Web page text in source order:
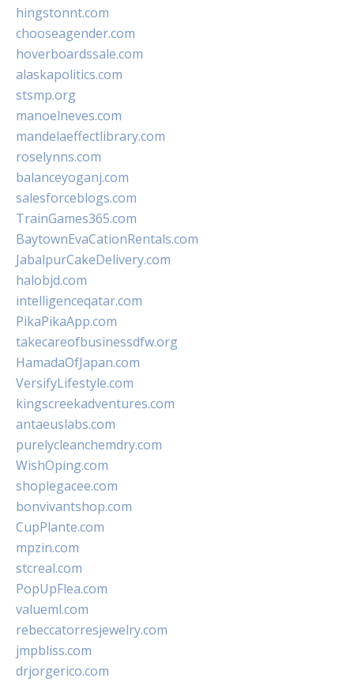
hingstonnt.com
chooseagender.com
hoverboardssale.com
alaskapolitics.com
stsmp.org
manoelneves.com
mandelaeffectlibrary.com
roselynns.com
balanceyoganj.com
salesforceblogs.com
TrainGames365.com
BaytownEvaCationRentals.com
JabalpurCakeDelivery.com
halobjd.com
intelligenceqatar.com
PikaPikaApp.com
takecareofbusinessdfw.org
HamadaOfJapan.com
VersifyLifestyle.com
kingscreekadventures.com
antaeuslabs.com
purelycleanchemdry.com
WishOping.com
shoplegacee.com
bonvivantshop.com
CupPlante.com
mpzin.com
stcreal.com
PopUpFlea.com
valueml.com
rebeccatorresjewelry.com
jmpbliss.com
drjorgerico.com